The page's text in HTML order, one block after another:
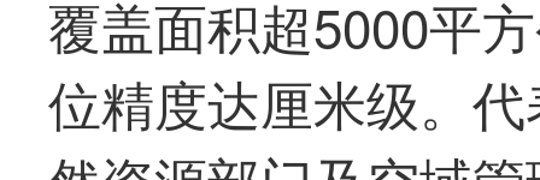
覆盖面积超5000平
位精度达厘米级。